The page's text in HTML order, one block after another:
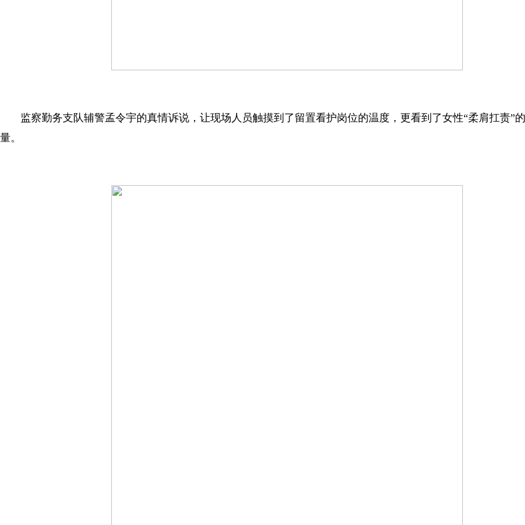
监察勤务支队辅警孟令宇的真情诉说，让现场人员触摸到了留置看护岗位的温度，更看到了女性“柔肩扛责”
量。